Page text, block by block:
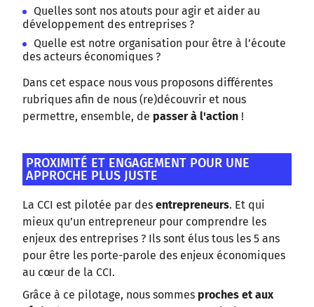
Quelles sont nos atouts pour agir et aider au
développement des entreprises ?
Quelle est notre organisation pour être à l’écoute
des acteurs économiques ?
Dans cet espace nous vous proposons différentes
rubriques afin de nous (re)découvrir et nous
permettre, ensemble, de passer à l'action !
PROXIMITÉ ET ENGAGEMENT POUR UNE
APPROCHE PLUS JUSTE
La CCI est pilotée par des entrepreneurs. Et qui
mieux qu’un entrepreneur pour comprendre les
enjeux des entreprises ? Ils sont élus tous les 5 ans
pour être les porte-parole des enjeux économiques
au cœur de la CCI.
Grâce à ce pilotage, nous sommes proches et aux